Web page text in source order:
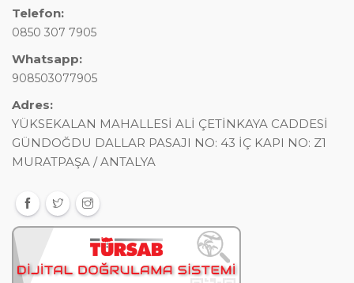
Telefon:
0850 307 7905
Whatsapp:
908503077905
Adres:
YÜKSEKALAN MAHALLESİ ALİ ÇETİNKAYA CADDESİ
GÜNDOĞDU DALLAR PASAJI NO: 43 İÇ KAPI NO: Z1
MURATPAŞA / ANTALYA